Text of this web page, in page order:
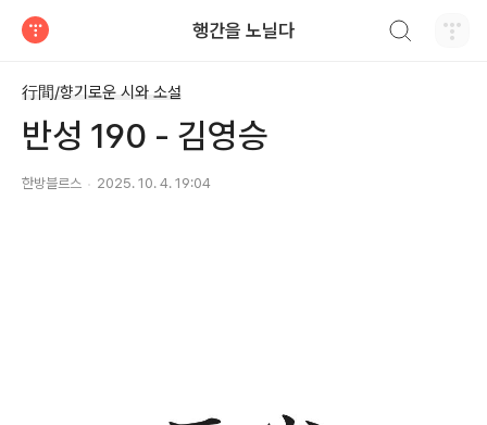
행간을 노닐다
行間/향기로운 시와 소설
반성 190 - 김영승
한방블르스 2025. 10. 4. 19:04